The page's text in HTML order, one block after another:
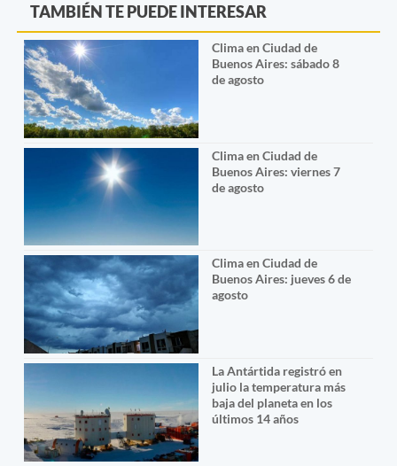
TAMBIÉN TE PUEDE INTERESAR
Clima en Ciudad de
Buenos Aires: sábado 8
de agosto
Clima en Ciudad de
Buenos Aires: viernes 7
de agosto
Clima en Ciudad de
Buenos Aires: jueves 6 de
agosto
La Antártida registró en
julio la temperatura más
baja del planeta en los
últimos 14 años